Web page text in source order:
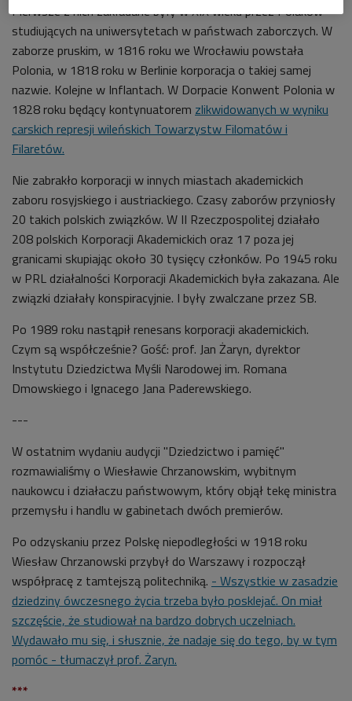
Pierwsze z nich zakładane były w XIX wieku przez Polaków
studiujących na uniwersytetach w państwach zaborczych. W
zaborze pruskim, w 1816 roku we Wrocławiu powstała
Polonia, w 1818 roku w Berlinie korporacja o takiej samej
nazwie. Kolejne w Inflantach. W Dorpacie Konwent Polonia w
1828 roku będący kontynuatorem zlikwidowanych w wyniku
carskich represji wileńskich Towarzystw Filomatów i
Filaretów.
Nie zabrakło korporacji w innych miastach akademickich
zaboru rosyjskiego i austriackiego. Czasy zaborów przyniosły
20 takich polskich związków. W II Rzeczpospolitej działało
208 polskich Korporacji Akademickich oraz 17 poza jej
granicami skupiając około 30 tysięcy członków. Po 1945 roku
w PRL działalności Korporacji Akademickich była zakazana. Ale
związki działały konspiracyjnie. I były zwalczane przez SB.
Po 1989 roku nastąpił renesans korporacji akademickich.
Czym są współcześnie? Gość: prof. Jan Żaryn, dyrektor
Instytutu Dziedzictwa Myśli Narodowej im. Romana
Dmowskiego i Ignacego Jana Paderewskiego.
---
W ostatnim wydaniu audycji "Dziedzictwo i pamięć"
rozmawialiśmy o Wiesławie Chrzanowskim, wybitnym
naukowcu i działaczu państwowym, który objął tekę ministra
przemysłu i handlu w gabinetach dwóch premierów.
Po odzyskaniu przez Polskę niepodległości w 1918 roku
Wiesław Chrzanowski przybył do Warszawy i rozpoczął
współpracę z tamtejszą politechniką. - Wszystkie w zasadzie
dziedziny ówczesnego życia trzeba było posklejać. On miał
szczęście, że studiował na bardzo dobrych uczelniach.
Wydawało mu się, i słusznie, że nadaje się do tego, by w tym
pomóc - tłumaczył prof. Żaryn.
***